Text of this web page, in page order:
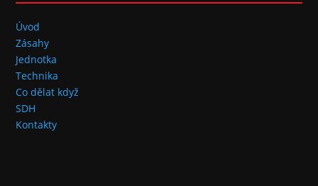
Úvod
Zásahy
Jednotka
Technika
Co dělat když
SDH
Kontakty